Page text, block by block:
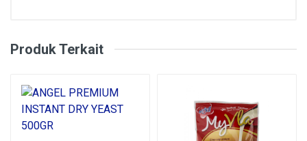
Produk Terkait